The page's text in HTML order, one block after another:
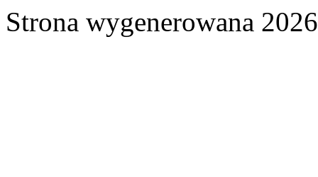
Strona wygenerowana